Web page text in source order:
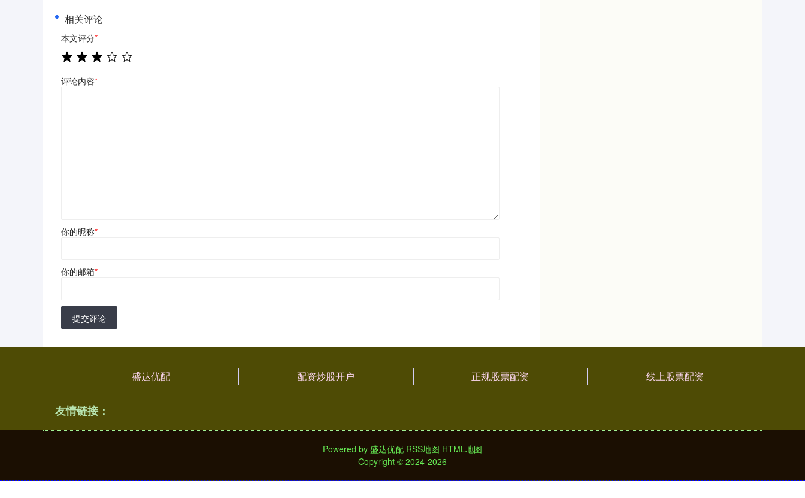
相关评论
本文评分*
评论内容*
你的昵称*
你的邮箱*
提交评论
盛达优配 配资炒股开户 正规股票配资 线上股票配资
友情链接：
Powered by 盛达优配 RSS地图 HTML地图
Copyright © 2024-2026